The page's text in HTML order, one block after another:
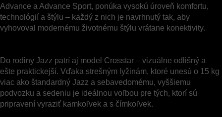
Advance a Advance Sport, ponúka vysokú úroveň komfortu,
technológií a štýlu – každý z nich je navrhnutý tak, aby
vyhovoval modernému životnému štýlu vrátane konektivity.
Do rodiny Jazz patrí aj model Crosstar – vizuálne odlišný a
ešte praktickejší. Vďaka strešným lyžinám, ktoré unesú o 15 kg
viac ako štandardný Jazz a sebavedomému, vyššiemu
podvozku a sedeniu je ideálnou voľbou pre tých, ktorí sú
pripravení vyraziť kamkoľvek a s čímkoľvek.